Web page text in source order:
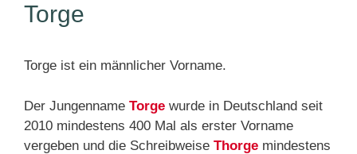
Torge
Torge ist ein männlicher Vorname.
Der Jungenname Torge wurde in Deutschland seit
2010 mindestens 400 Mal als erster Vorname
vergeben und die Schreibweise Thorge mindestens